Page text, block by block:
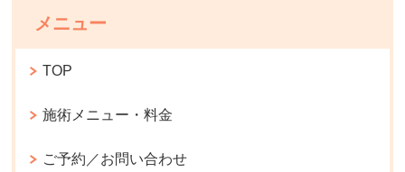
メニュー
TOP
施術メニュー・料金
ご予約／お問い合わせ